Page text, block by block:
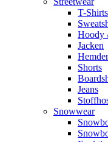
T-Shirts
Hoody
Jacken
Shorts
Jeans
Snowwear